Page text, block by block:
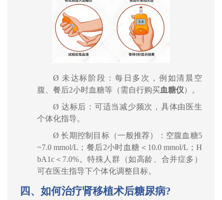
Ø 未达标阶段：每日多次，例如清晨空
腹、餐后2小时血糖等（需自行购买血糖仪）。
Ø 达标后：可适当减少频次，具体由医生
个体化指导。
Ø长期控制目标（一般推荐）：空腹血糖5
~7.0 mmol/L ；餐后2小时血糖＜ 10.0 mmol/L ；H
bA1c ＜ 7.0%。特殊人群（如高龄、合并症多）
可在医生指导下个体化调整目标。
四、如何治疗肾移植术后糖尿病?